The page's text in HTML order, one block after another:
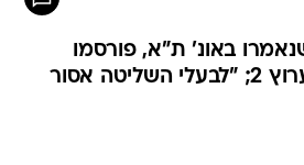
באונ' ת"א, פורסמו
הערב ע"י חדשות ערוץ 2; "לבעלי השליטה אסור